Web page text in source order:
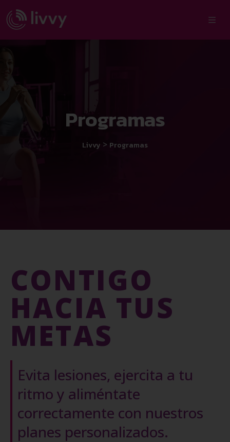
Programas
Livvy > Programas
CONTIGO
HACIA TUS
METAS
Evita lesiones, ejercita a tu
ritmo y aliméntate
correctamente con nuestros
planes personalizados.